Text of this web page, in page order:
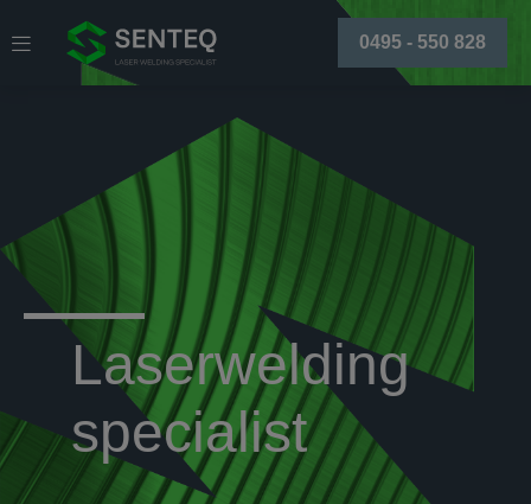
0495 - 550 828
Laserwelding
specialist